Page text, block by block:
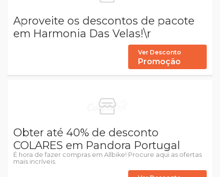
Aproveite os descontos de pacote
em Harmonia Das Velas!\r
Ver Desconto
Promoção
Obter até 40% de desconto
COLARES em Pandora Portugal
É hora de fazer compras em Allbike! Procure aqui as ofertas
mais incríveis.